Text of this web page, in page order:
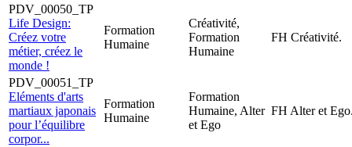
PDV_00050_TP
Life Design:
Créez votre
métier, créez le
monde !
Formation
Humaine
Créativité,
Formation
Humaine
FH Créativité.
PDV_00051_TP
Eléments d'arts
martiaux japonais
pour l’équilibre
corpor...
Formation
Humaine
Formation
Humaine, Alter
et Ego
FH Alter et